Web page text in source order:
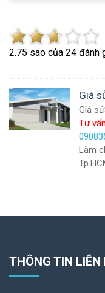
2.75 sao của 24 đánh
Giá
Giá
Tư
Làm
THÔNG TIN LIÊN